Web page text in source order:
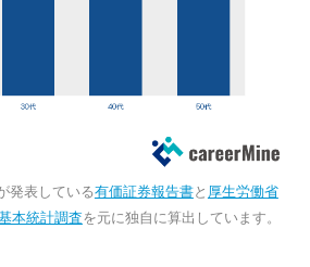
発表している有価証券報告書と 厚生労働省
本統計調査を元に独自に算出しています。